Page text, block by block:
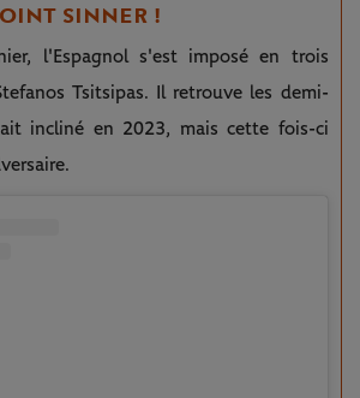
SINNER !
l'Espagnol s'est imposé en trois
Tsitsipas. Il retrouve les demi-
incliné en 2023, mais cette fois-ci